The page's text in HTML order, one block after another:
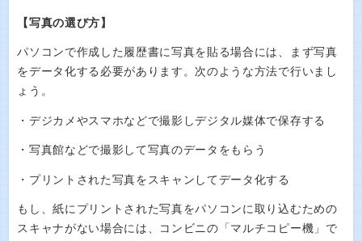
【写真の選び方】
パソコンで作成した履歴書に写真を貼る場合には、まず写真
をデータ化する必要があります。次のような方法で行いまし
ょう。
・デジカメやスマホなどで撮影しデジタル媒体で保存する
・写真館などで撮影して写真のデータをもらう
・プリントされた写真をスキャンしてデータ化する
もし、紙にプリントされた写真をパソコンに取り込むための
スキャナがない場合には、コンビニの「マルチコピー機」で